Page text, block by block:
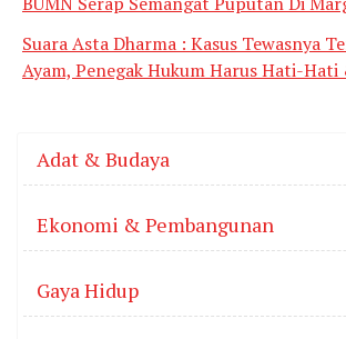
Suara Asta Dharma : Kasus Tewasnya
Ayam, Penegak Hukum Harus Hati-Hati
Adat & Budaya
Ekonomi & Pembangunan
Gaya Hidup